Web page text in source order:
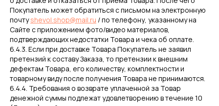
Покупатель может обратиться с письмом на электронную
почтуshevol.shop@mail.ru / по телефону, указанному на
Сайте с приложением фото/видео материалов,
подтверждающих недостатки Товара и чека об оплате.
6.4.3. Если при доставке Товара Покупатель не заявил
претензий к составу Заказа, то претензии к внешним
дефектам Товара, его количеству, комплектности и
товарному виду после получения Товара не принимаются.
6.4.4. Требования о возврате уплаченной за Товар
денежной суммы подлежат удовлетворению в течение 10